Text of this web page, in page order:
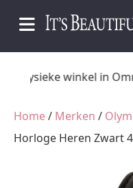
Fysieke winkel in
Home/ Merken /
Horloge Heren Zwart